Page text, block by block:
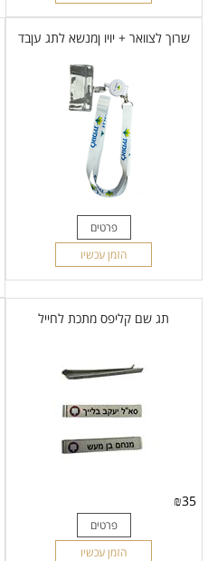
שרוך לצוואר + יויו ןמנשא לתג עןבד
פרטים
הזמן עכשיו
תג שם קליפס מתכת לחייל
₪35
פרטים
הזמן עכשיו